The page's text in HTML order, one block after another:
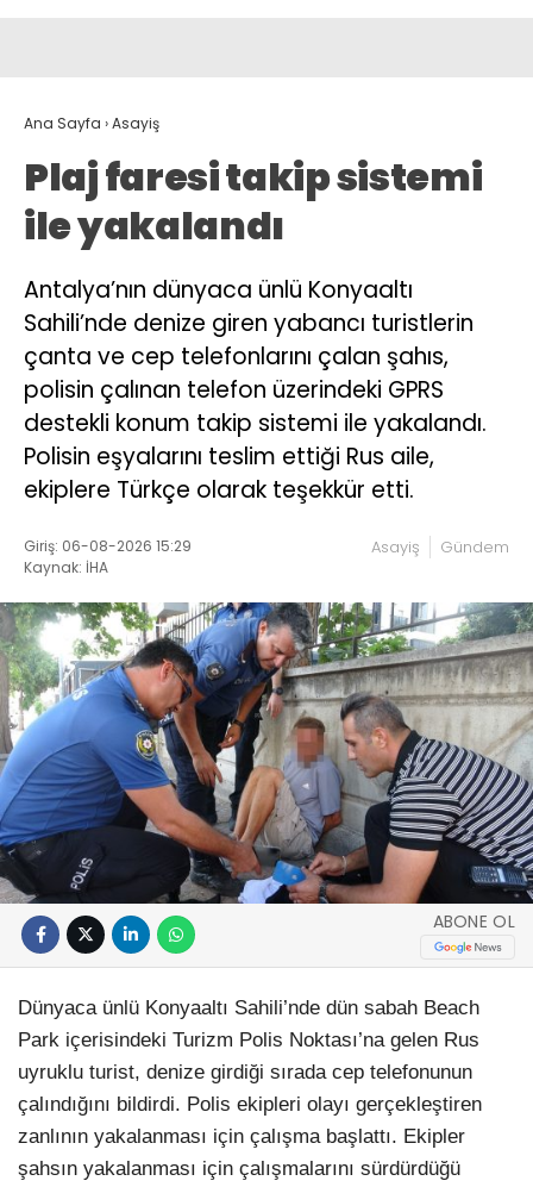
Ana Sayfa ›Asayiş
Plaj faresi takip sistemi
ile yakalandı
Antalya’nın dünyaca ünlü Konyaaltı
Sahili’nde denize giren yabancı turistlerin
çanta ve cep telefonlarını çalan şahıs,
polisin çalınan telefon üzerindeki GPRS
destekli konum takip sistemi ile yakalandı.
Polisin eşyalarını teslim ettiği Rus aile,
ekiplere Türkçe olarak teşekkür etti.
Giriş: 06-08-2026 15:29
Kaynak: İHA
Asayiş Gündem
ABONE OL
Dünyaca ünlü Konyaaltı Sahili’nde dün sabah Beach
Park içerisindeki Turizm Polis Noktası’na gelen Rus
uyruklu turist, denize girdiği sırada cep telefonunun
çalındığını bildirdi. Polis ekipleri olayı gerçekleştiren
zanlının yakalanması için çalışma başlattı. Ekipler
şahsın yakalanması için çalışmalarını sürdürdüğü